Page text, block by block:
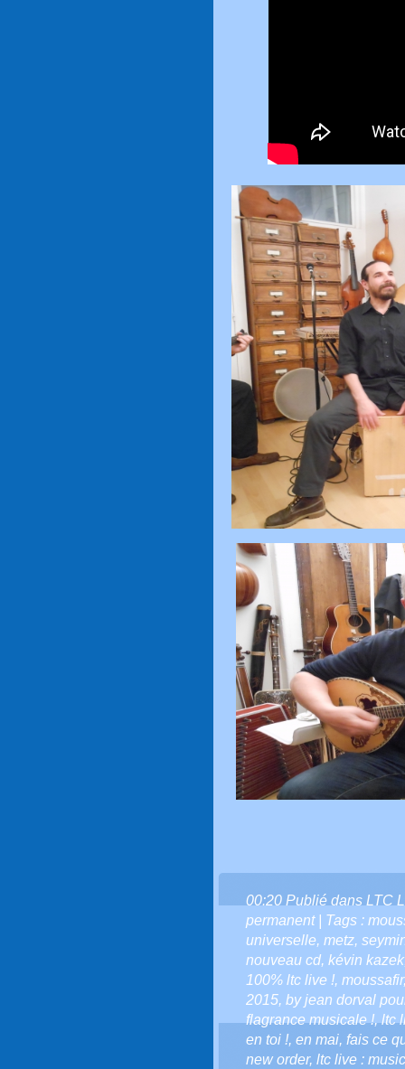
00:20 Publié dans LTC
permanent| Tags :
universelle, metz,
nouveau cd, kévin kazek
100% ltc live !, moussafir
2015, by jean dorval
flagrance musicale !,ltc
en toi !, en mai, fais ce
new order, ltc live :